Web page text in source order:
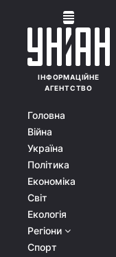
ІНФОРМАЦІЙНЕ
АГЕНТСТВО
Головна
Війна
Україна
Політика
Економіка
Світ
Екологія
Регіони
Спорт